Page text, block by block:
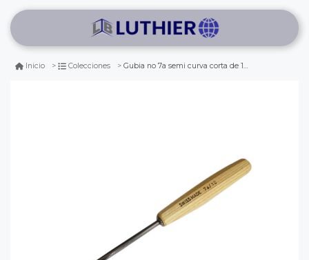
Inicio Colecciones Gubia no 7a semi curva corta de 10 mm de ancho para hacer cuchara o cuenco